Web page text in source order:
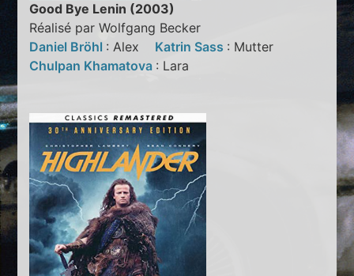
Good Bye Lenin (2003)
Réalisé par Wolfgang Becker
Daniel Bröhl : Alex Katrin Sass : Mutter
Chulpan Khamatova : Lara